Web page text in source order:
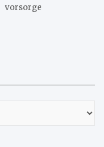
vorsorge